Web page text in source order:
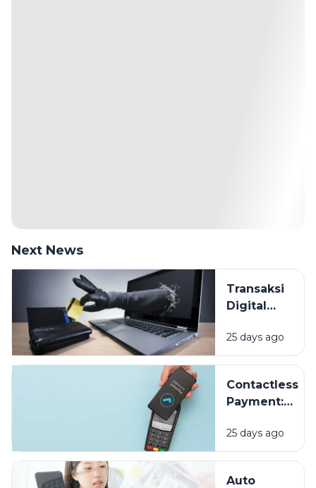
Next News
Transaksi
Digital
Mudah,
Bagaimana
Melindungi
Data
25 days ago
Contactless
Payment:
Tren atau
Masa Depan
Pembayaran?
25 days ago
Auto